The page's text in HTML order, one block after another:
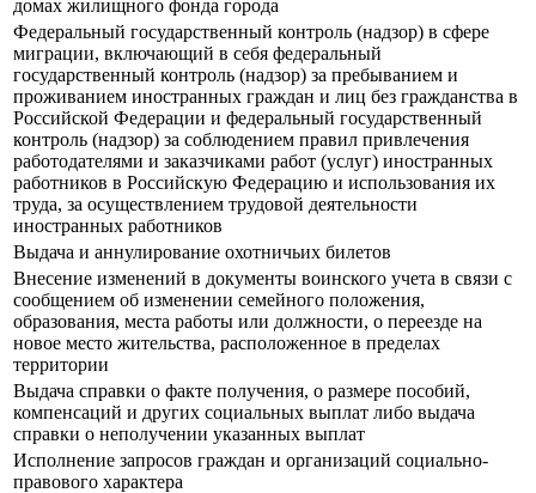
домах жилищного фонда города
Федеральный государственный контроль (надзор) в сфере
миграции, включающий в себя федеральный
государственный контроль (надзор) за пребыванием и
проживанием иностранных граждан и лиц без гражданства в
Российской Федерации и федеральный государственный
контроль (надзор) за соблюдением правил привлечения
работодателями и заказчиками работ (услуг) иностранных
работников в Российскую Федерацию и использования их
труда, за осуществлением трудовой деятельности
иностранных работников
Выдача и аннулирование охотничьих билетов
Внесение изменений в документы воинского учета в связи с
сообщением об изменении семейного положения,
образования, места работы или должности, о переезде на
новое место жительства, расположенное в пределах
территории
Выдача справки о факте получения, о размере пособий,
компенсаций и других социальных выплат либо выдача
справки о неполучении указанных выплат
Исполнение запросов граждан и организаций социально-
правового характера